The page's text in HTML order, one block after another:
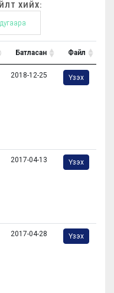
ХИЙХ:
Батласан Файл
2018-12-25 Үзэх
2017-04-13 Үзэх
2017-04-28 Үзэх